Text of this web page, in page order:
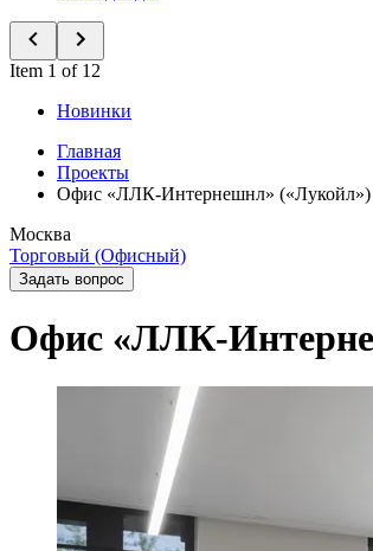
Item 1 of 12
Новинки
Главная
Проекты
Офис «ЛЛК-Интернешнл» («Лукойл»)
Москва
Торговый (Офисный)
Задать вопрос
Офис «ЛЛК-